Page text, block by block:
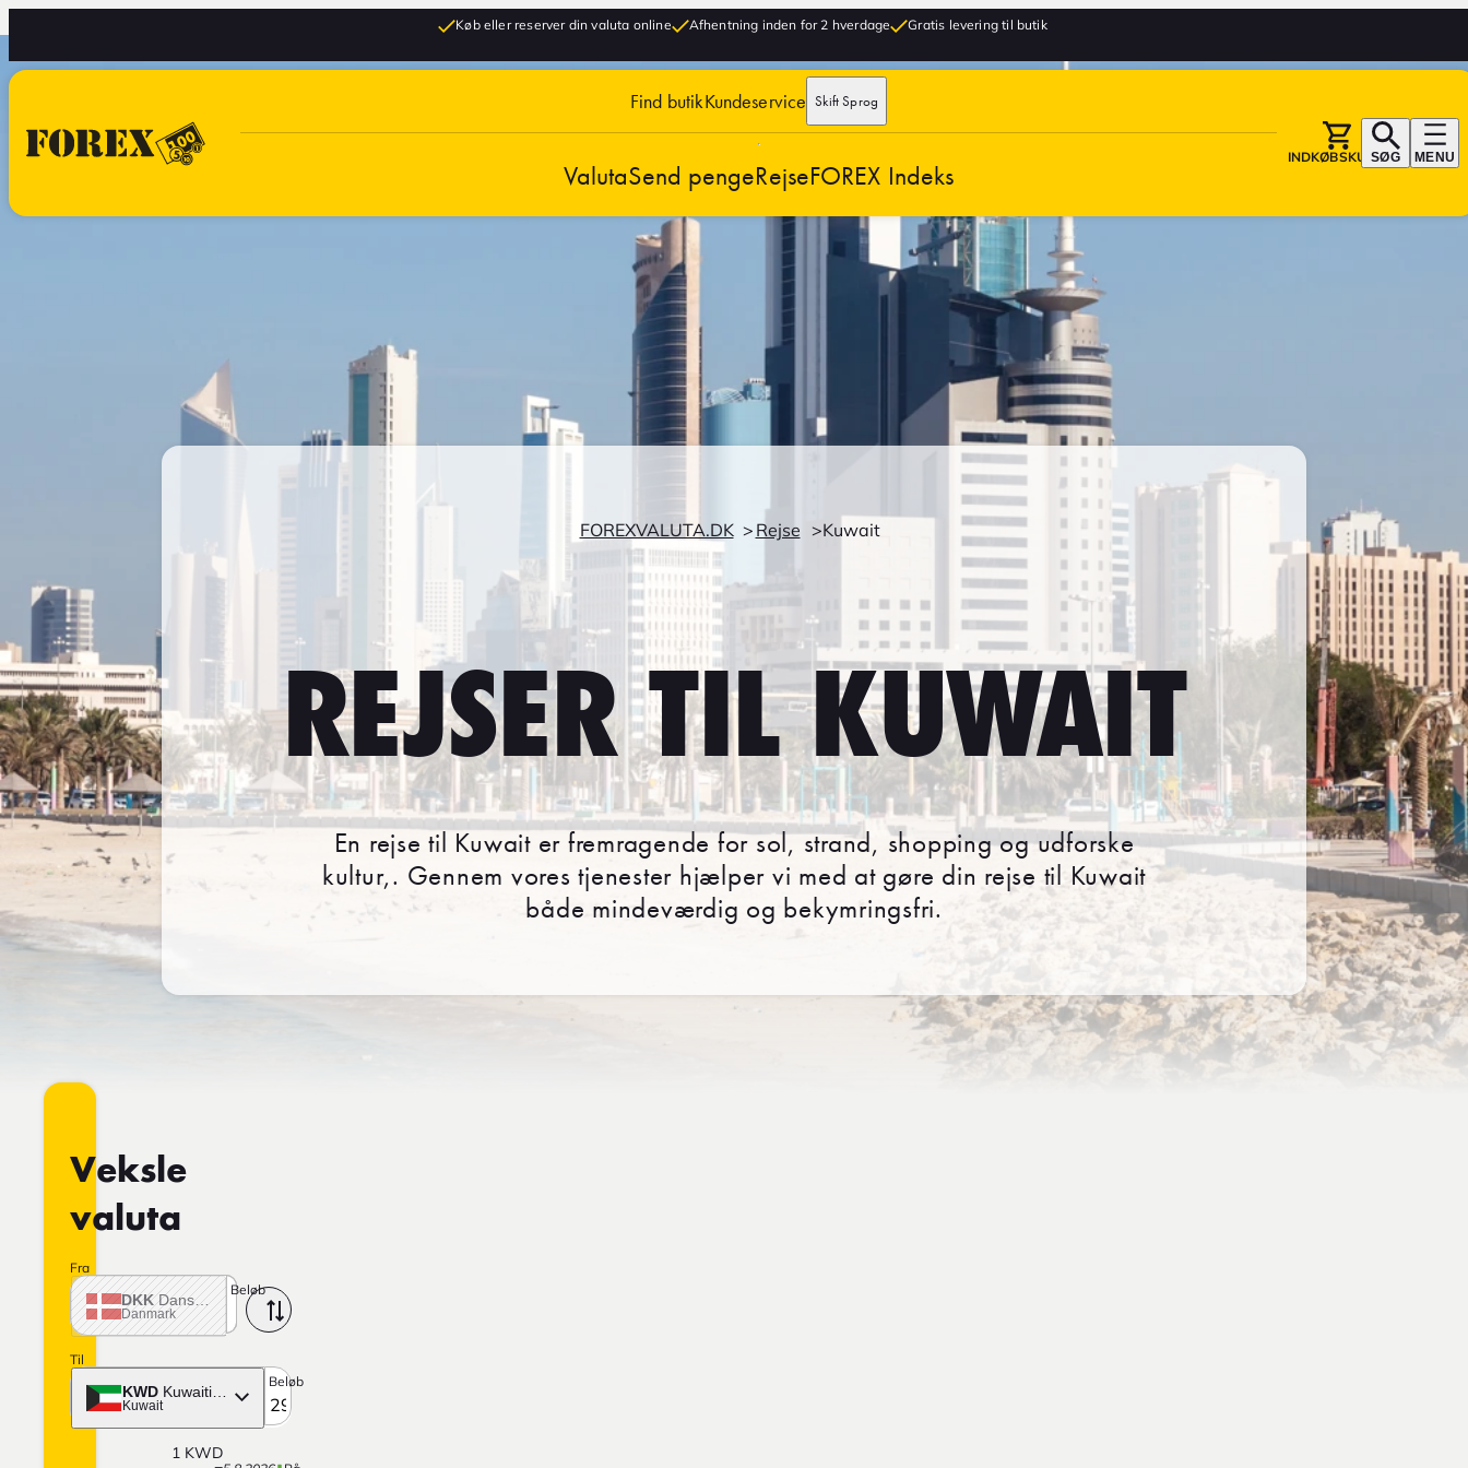
Køb eller reserver din valuta online Afhentning inden for 2 hverdage Gratis levering til butik
Find butikKundeservice Skift Sprog
ValutaSend pengeRejseFOREX Indeks
INDKØBSKURVSØG MENU
FOREXVALUTA.DK Rejse Kuwait
REJSER TIL KUWAIT
En rejse til Kuwait er fremragende for sol, strand, shopping og udforske
kultur,. Gennem vores tjenester hjælper vi med at gøre din rejse til Kuwait
både mindeværdig og bekymringsfri.
Veksle
valuta
Fra
DKK Dansk krone
Danmark
Beløb
Til
KWD Kuwaitisk dinar
Kuwait
Beløb
1 KWD